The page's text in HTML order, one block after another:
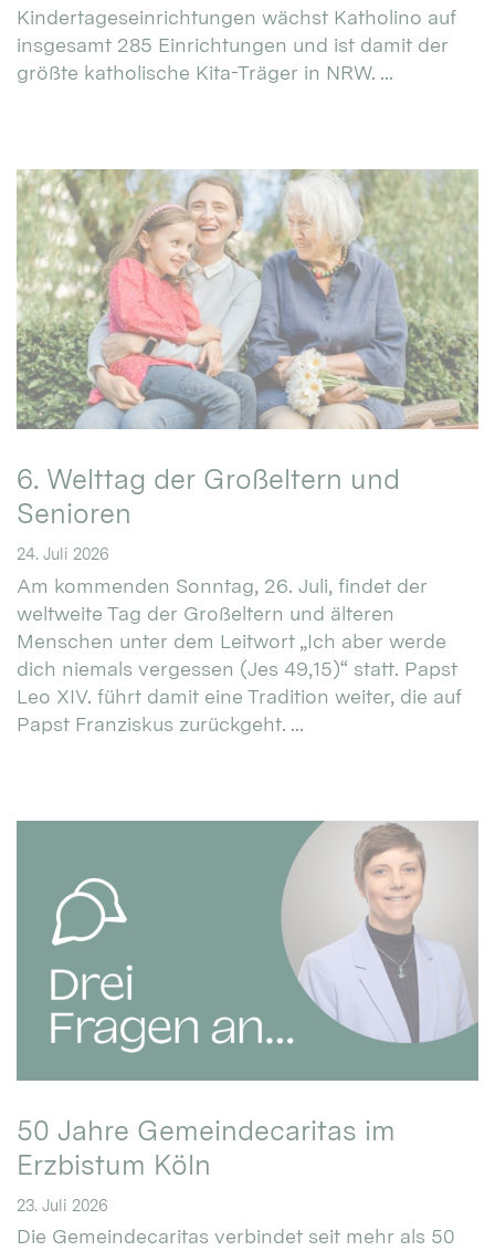
Kindertageseinrichtungen wächst Katholino auf
insgesamt 285 Einrichtungen und ist damit der
größte katholische Kita-Träger in NRW. ...
6. Welttag der Großeltern und
Senioren
24. Juli 2026
Am kommenden Sonntag, 26. Juli, findet der
weltweite Tag der Großeltern und älteren
Menschen unter dem Leitwort „Ich aber werde
dich niemals vergessen (Jes 49,15)“ statt. Papst
Leo XIV. führt damit eine Tradition weiter, die auf
Papst Franziskus zurückgeht. ...
50 Jahre Gemeindecaritas im
Erzbistum Köln
23. Juli 2026
Die Gemeindecaritas verbindet seit mehr als 50